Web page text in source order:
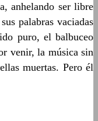
anhelando ser libre
palabras vaciadas
puro, el balbuceo
venir, la música sin
muertas. Pero él